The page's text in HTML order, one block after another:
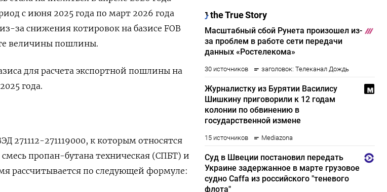
с июня 2025 ​года по март ⁠2026 года
за снижения котировок на ‌базисе FOB
величины ‌пошлины.
для расчета экспортной пошлины на
года.
271112-271119000, ‌к которым относятся
пропан-бутана техническая (СПБТ) и
​рассчитывается по следующей формуле: